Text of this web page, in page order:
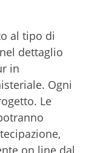
al tipo di
dettaglio
in
Ogni
Le
on line dal